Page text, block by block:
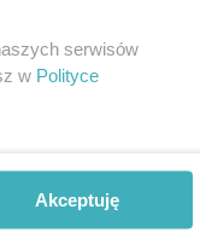
serwisów
w Polityce
Akceptuję